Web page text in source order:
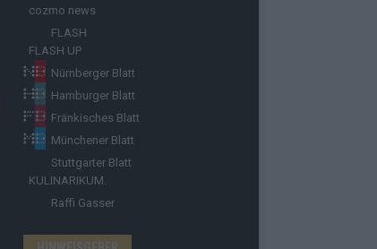
cozmo news
FLASH
FLASH UP
Nürnberger Blatt
Hamburger Blatt
Fränkisches Blatt
Münchener Blatt
Stuttgarter Blatt
KULINARIKUM.
Raffi Gasser